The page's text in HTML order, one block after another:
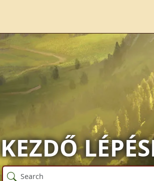
KEZDŐ